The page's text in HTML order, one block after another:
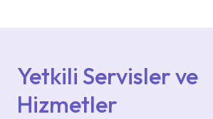
Yetkili Servisler ve
Hizmetler